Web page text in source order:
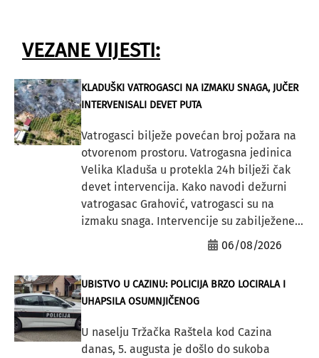
VEZANE VIJESTI:
KLADUŠKI VATROGASCI NA IZMAKU SNAGA, JUČER
INTERVENISALI DEVET PUTA
Vatrogasci bilježe povećan broj požara na
otvorenom prostoru. Vatrogasna jedinica
Velika Kladuša u protekla 24h bilježi čak
devet intervencija. Kako navodi dežurni
vatrogasac Grahović, vatrogasci su na
izmaku snaga. Intervencije su zabilježene...
06/08/2026
UBISTVO U CAZINU: POLICIJA BRZO LOCIRALA I
UHAPSILA OSUMNJIČENOG
U naselju Tržačka Raštela kod Cazina
danas, 5. augusta je došlo do sukoba